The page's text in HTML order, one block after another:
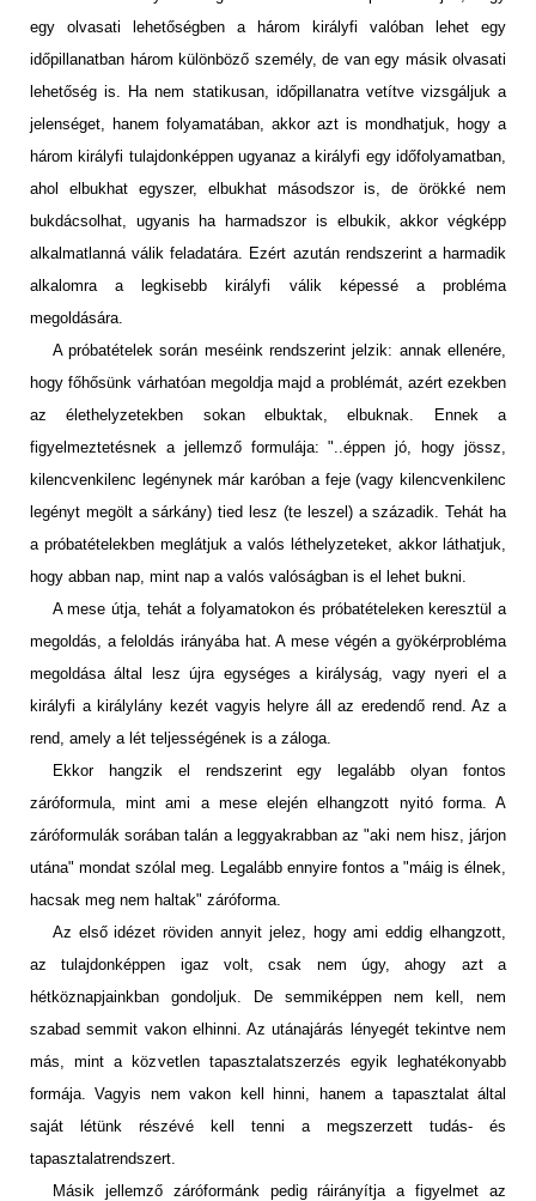
egy olvasati lehetőségben a három királyfi valóban lehet egy
időpillanatban három különböző személy, de van egy másik olvasati
lehetőség is. Ha nem statikusan, időpillanatra vetítve vizsgáljuk a
jelenséget, hanem folyamatában, akkor azt is mondhatjuk, hogy a
három királyfi tulajdonképpen ugyanaz a királyfi egy időfolyamatban,
ahol elbukhat egyszer, elbukhat másodszor is, de örökké nem
bukdácsolhat, ugyanis ha harmadszor is elbukik, akkor végképp
alkalmatlanná válik feladatára. Ezért azután rendszerint a harmadik
alkalomra a legkisebb királyfi válik képessé a probléma
megoldására.
A próbatételek során meséink rendszerint jelzik: annak ellenére,
hogy főhősünk várhatóan megoldja majd a problémát, azért ezekben
az élethelyzetekben sokan elbuktak, elbuknak. Ennek a
figyelmeztetésnek a jellemző formulája: "..éppen jó, hogy jössz,
kilencvenkilenc legénynek már karóban a feje (vagy kilencvenkilenc
legényt megölt a sárkány) tied lesz (te leszel) a századik. Tehát ha
a próbatételekben meglátjuk a valós léthelyzeteket, akkor láthatjuk,
hogy abban nap, mint nap a valós valóságban is el lehet bukni.
A mese útja, tehát a folyamatokon és próbatételeken keresztül a
megoldás, a feloldás irányába hat. A mese végén a gyökérprobléma
megoldása által lesz újra egységes a királyság, vagy nyeri el a
királyfi a királylány kezét vagyis helyre áll az eredendő rend. Az a
rend, amely a lét teljességének is a záloga.
Ekkor hangzik el rendszerint egy legalább olyan fontos
záróformula, mint ami a mese elején elhangzott nyitó forma. A
záróformulák sorában talán a leggyakrabban az "aki nem hisz, járjon
utána" mondat szólal meg. Legalább ennyire fontos a "máig is élnek,
hacsak meg nem haltak" záróforma.
Az első idézet röviden annyit jelez, hogy ami eddig elhangzott,
az tulajdonképpen igaz volt, csak nem úgy, ahogy azt a
hétköznapjainkban gondoljuk. De semmiképpen nem kell, nem
szabad semmit vakon elhinni. Az utánajárás lényegét tekintve nem
más, mint a közvetlen tapasztalatszerzés egyik leghatékonyabb
formája. Vagyis nem vakon kell hinni, hanem a tapasztalat által
saját létünk részévé kell tenni a megszerzett tudás- és
tapasztalatrendszert.
Másik jellemző záróformánk pedig ráirányítja a figyelmet az